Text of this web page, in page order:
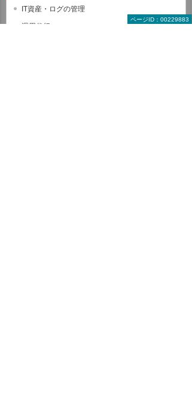
ページID：00229883
IT資産・ログの管理
運用代行